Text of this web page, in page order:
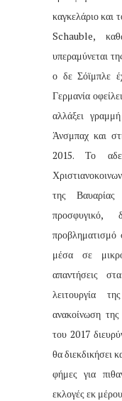
καγκελάριο και
Schauble,
υπεραμύνεται
ο δε Σόϊμπλε
Γερμανία
αλλάξει
Άνσμπαχ και
2015. Το
της
προσφυγικό,
προβληματισμό
μέσα σε
απαντήσεις
λειτουργία
ανακοίνωση
του 2017
θα διεκδικήσει
φήμες για
εκλογές εκ